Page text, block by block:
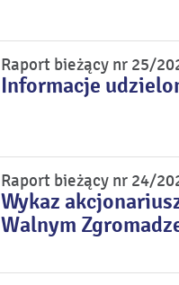
Raport bieżący nr 25/
Informacje
Raport bieżący nr 24/
Wykaz
Walnym